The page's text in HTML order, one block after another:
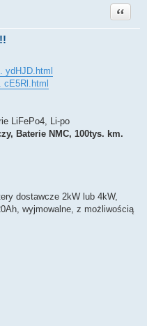
Cytuj
ydHJD.html
LiFePo4, Li-po
Baterie NMC, 100tys. km.
dostawcze 2kW lub 4kW,
wyjmowalne, z możliwością